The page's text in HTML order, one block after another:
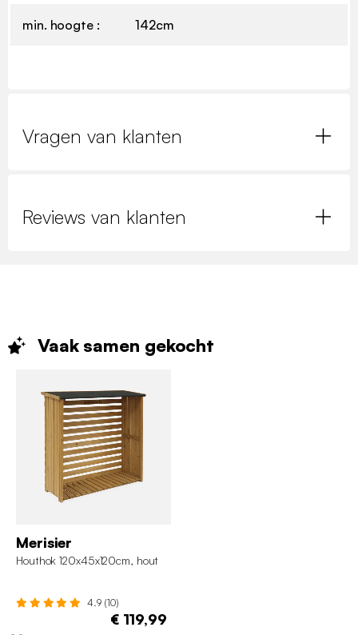
min. hoogte : 142cm
Vragen van klanten
Reviews van klanten
Vaak samen gekocht
Merisier
Houthok 120x45x120cm, hout
4.9 (10)
€ 119,99